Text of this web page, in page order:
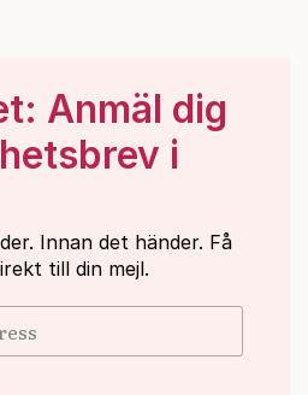
Anmäl dig
i
Innan det händer. Få
till din mejl.